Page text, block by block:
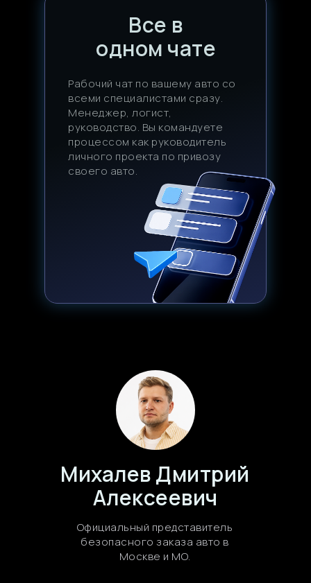
Все в
одном чате
Рабочий чат по вашему авто со
всеми специалистами сразу.
Менеджер, логист,
руководство. Вы командуете
процессом как руководитель
личного проекта по привозу
своего авто.
Михалев Дмитрий
Алексеевич
Официальный представитель
безопасного заказа авто в
Москве и МО.